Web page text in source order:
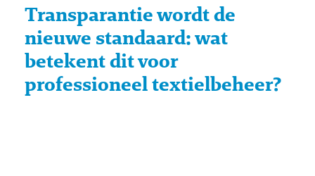
Transparantie wordt de
nieuwe standaard: wat
betekent dit voor
professioneel textielbeheer?